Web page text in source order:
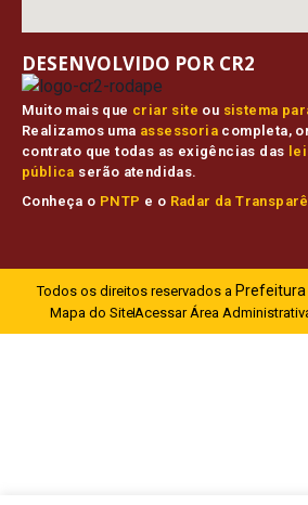
Muito mais que criar site ou sistema
Realizamos uma assessoria completa,
contrato que todas as exigências das
pública serão atendidas.
Conheça o PNTP e o Radar da
DESENVOLVIDO POR CR2
Todos os direitos reservados a Prefeitura
Mapa do SiteAcessar Área